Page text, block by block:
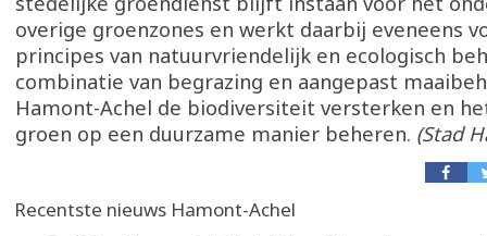
overige groenzones en werkt daarbij eveneens
principes van natuurvriendelijk en ecologisch
combinatie van begrazing en aangepast
Hamont-Achel de biodiversiteit versterken en
groen op een duurzame manier beheren. (Stad
Recentste nieuws Hamont-Achel